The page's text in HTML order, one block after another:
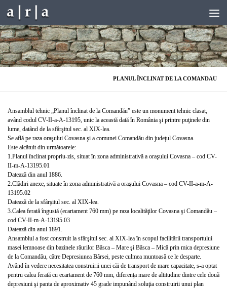
Skip to content
PLANUL ÎNCLINAT DE LA COMANDAU
Ansamblul tehnic „Planul înclinat de la Comandău” este un monument tehnic clasat,
având codul CV-II-a-A-13195, unic la această dată în România şi printre puţinele din
lume, datând de la sfârşitul sec. al XIX-lea.
Se află pe raza oraşului Covasna şi a comunei Comandău din judeţul Covasna.
Este alcătuit din următoarele:
1.Planul înclinat propriu-zis, situat în zona administrativă a oraşului Covasna – cod CV-
II-m-A-13195.01
Datează din anul 1886.
2.Clădiri anexe, situate în zona administrativă a oraşului Covasna – cod CV-II-a-m-A-
13195.02
Datează de la sfârşitul sec. al XIX-lea.
3.Calea ferată îngustă (ecartament 760 mm) pe raza localităţilor Covasna şi Comandău –
cod CV-II-m-A-13195.03
Datează din anul 1891.
Ansamblul a fost construit la sfârşitul sec. al XIX-lea în scopul facilitării transportului
masei lemnoase din bazinele râurilor Bâsca – Mare şi Bâsca – Mică prin mica depresiune
de la Comandău, către Depresiunea Bârsei, peste culmea muntoasă ce le desparte.
Având în vedere necesitatea construirii unei căi de transport de mare capacitate, s-a optat
pentru calea ferată cu ecartament de 760 mm, diferenţa mare de altitudine dintre cele două
depresiuni şi panta de aproximativ 45 grade impunând soluţia construirii unui plan